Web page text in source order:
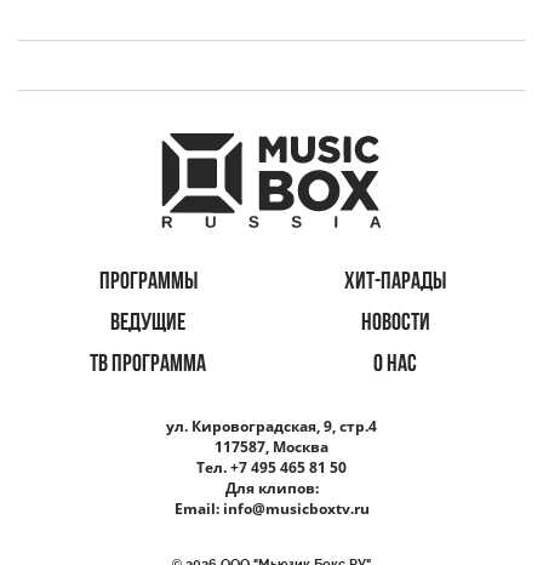
ПРОГРАММЫ
ХИТ-ПАРАДЫ
ВЕДУЩИЕ
НОВОСТИ
ТВ ПРОГРАММА
О НАС
ул. Кировоградская, 9, стр.4
117587, Москва
Тел. +7 495 465 81 50
Для клипов:
Email: info@musicboxtv.ru